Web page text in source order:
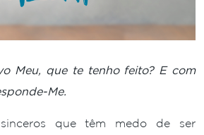
Meu, que te tenho feito? E com
Me.
que têm medo de ser